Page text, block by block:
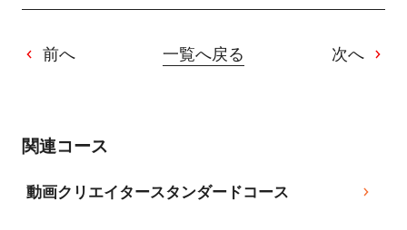
前へ 一覧へ戻る 次へ
関連コース
動画クリエイタースタンダードコース